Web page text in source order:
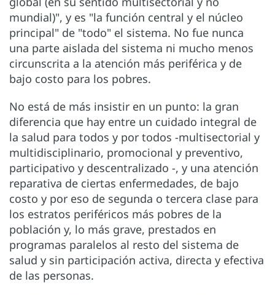
mundial)", y es "la función central y el núcleo
principal" de "todo" el sistema. No fue nunca
una parte aislada del sistema ni mucho menos
circunscrita a la atención más periférica y de
bajo costo para los pobres.
No está de más insistir en un punto: la gran
diferencia que hay entre un cuidado integral de
la salud para todos y por todos -multisectorial y
multidisciplinario, promocional y preventivo,
participativo y descentralizado -, y una atención
reparativa de ciertas enfermedades, de bajo
costo y por eso de segunda o tercera clase para
los estratos periféricos más pobres de la
población y, lo más grave, prestados en
programas paralelos al resto del sistema de
salud y sin participación activa, directa y efectiva
de las personas.